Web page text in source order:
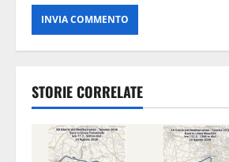
STORIE CORRELATE